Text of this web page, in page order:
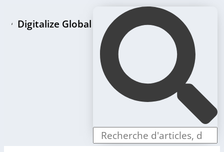
Digitalize Global